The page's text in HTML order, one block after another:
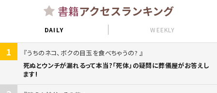
書籍アクセスランキング
DAILY WEEKLY
1
うちのネコ、ボクの目玉を食べちゃうの?
死ぬとウンチが漏れるって本当?「死体」の疑問に葬儀屋がお答えし
ます!